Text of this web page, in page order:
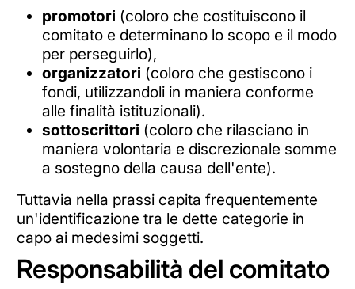
promotori (coloro che costituiscono il
comitato e determinano lo scopo e il modo
per perseguirlo),
organizzatori (coloro che gestiscono i
fondi, utilizzandoli in maniera conforme
alle finalità istituzionali).
sottoscrittori (coloro che rilasciano in
maniera volontaria e discrezionale somme
a sostegno della causa dell'ente).
Tuttavia nella prassi capita frequentemente
un'identificazione tra le dette categorie in
capo ai medesimi soggetti.
Responsabilità del comitato